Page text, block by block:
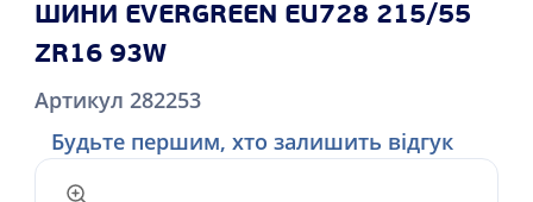
ШИНИ EVERGREEN EU728 215/55
ZR16 93W
Артикул 282253
Будьте першим, хто залишить відгук